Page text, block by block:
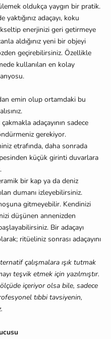
oldukça yaygın bir pratik.
adaçayı, koku
enerjinizi geri getirmeye
aldığınız yeni bir objeyi
geçirebilirsiniz. Özellikle
kullanılan en kolay
emin olup ortamdaki bu
adaçayının sadece
gerekiyor.
etrafında, daha sonrada
küçük girinti duvarlara
bir kap ya da deniz
dumanı izleyebilirsiniz.
gitmeyebilir. Kendinizi
düşünen annenizden
Bir adaçayı
ritüeliniz sonrası adaçayını
çalışmalara ışık tutmak
teşvik etmek için yazılmıştır.
içeriyor olsa bile, sadece
tıbbi tavsiyenin,